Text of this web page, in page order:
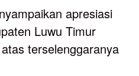
apresiasi
Luwu Timur
terselenggaranya